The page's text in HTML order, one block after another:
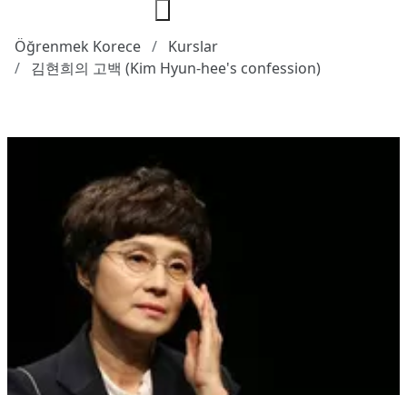
Öğrenmek Korece
Kurslar
김현희의 고백 (Kim Hyun-hee's confession)